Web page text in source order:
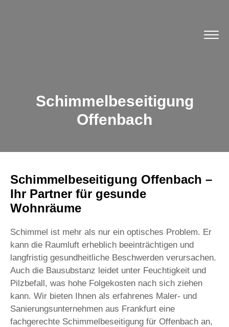
Schimmelbeseitigung
Offenbach
Schimmelbeseitigung Offenbach –
Ihr Partner für gesunde
Wohnräume
Schimmel ist mehr als nur ein optisches Problem. Er
kann die Raumluft erheblich beeinträchtigen und
langfristig gesundheitliche Beschwerden verursachen.
Auch die Bausubstanz leidet unter Feuchtigkeit und
Pilzbefall, was hohe Folgekosten nach sich ziehen
kann. Wir bieten Ihnen als erfahrenes Maler- und
Sanierungsunternehmen aus Frankfurt eine
fachgerechte Schimmelbeseitigung für Offenbach an,